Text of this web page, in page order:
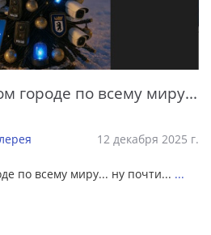
городе по всему миру...
12 декабря 2025 г.
по всему миру... ну почти... ...